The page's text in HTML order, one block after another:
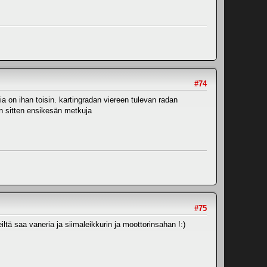
#74
on ihan toisin. kartingradan viereen tulevan radan
sitten ensikesän metkuja
#75
saa vaneria ja siimaleikkurin ja moottorinsahan !:)